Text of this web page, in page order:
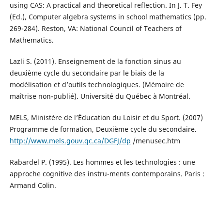
using CAS: A practical and theoretical reflection. In J. T. Fey
(Ed.), Computer algebra systems in school mathematics (pp.
269-284). Reston, VA: National Council of Teachers of
Mathematics.
Lazli S. (2011). Enseignement de la fonction sinus au
deuxième cycle du secondaire par le biais de la
modélisation et d’outils technologiques. (Mémoire de
maîtrise non-publié). Université du Québec à Montréal.
MELS, Ministère de l’Éducation du Loisir et du Sport. (2007)
Programme de formation, Deuxième cycle du secondaire.
http://www.mels.gouv.qc.ca/DGFJ/dp /menusec.htm
Rabardel P. (1995). Les hommes et les technologies : une
approche cognitive des instru-ments contemporains. Paris :
Armand Colin.